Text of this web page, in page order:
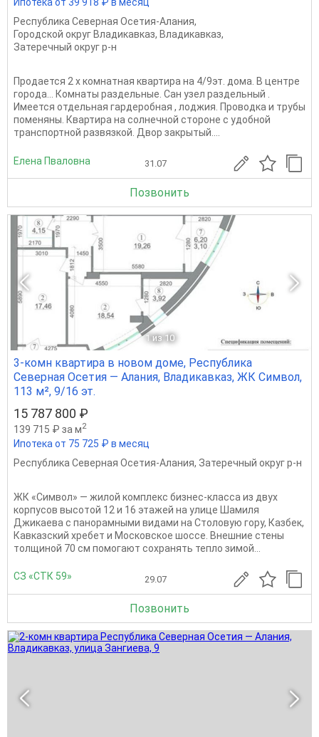
Республика Северная Осетия-Алания,
Городской округ Владикавказ, Владикавказ,
Затеречный округ р-н
Продается 2 х комнатная квартира на 4/9эт. дома. В центре
города... Комнаты раздельные. Сан узел раздельный .
Имеется отдельная гардеробная , лоджия. Проводка и трубы
поменяны. Квартира на солнечной стороне с удобной
транспортной развязкой. Двор закрытый....
Елена Пваловна 31.07
Позвонить
1 из 10
3-комн квартира в новом доме, Республика
Северная Осетия — Алания, Владикавказ, ЖК Символ,
113 м², 9/16 эт.
15 787 800 ₽
139 715 ₽ за м2
Ипотека от 75 725 ₽ в месяц
Республика Северная Осетия-Алания, Затеречный округ р-н
ЖК «Символ» — жилой комплекс бизнес-класса из двух
корпусов высотой 12 и 16 этажей на улице Шамиля
Джикаева с панорамными видами на Столовую гору, Казбек,
Кавказский хребет и Московское шоссе. Внешние стены
толщиной 70 см помогают сохранять тепло зимой...
СЗ «СТК 59» 29.07
Позвонить